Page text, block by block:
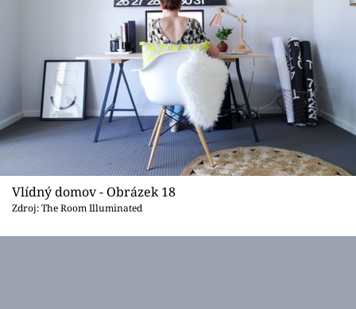
Vlídný domov - Obrázek 18
Zdroj: The Room Illuminated